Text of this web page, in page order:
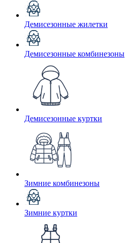
Демисезонные жилетки
Демисезонные комбинезоны
Демисезонные куртки
Зимние комбинезоны
Зимние куртки